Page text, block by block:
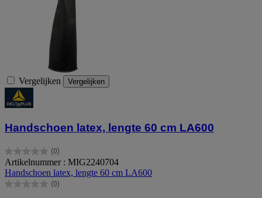
Vergelijken Vergelijken
Handschoen latex, lengte 60 cm LA600
(0)
0.0
van
de
5
Artikelnummer : MIG2240704
Handschoen latex, lengte 60 cm LA600
(0)
0.0